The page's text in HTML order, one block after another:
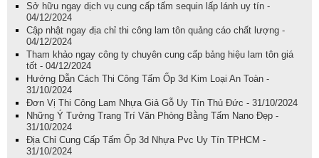
Sở hữu ngay dịch vụ cung cấp tấm sequin lấp lánh uy tín -
04/12/2024
Cập nhật ngay địa chỉ thi công lam tôn quảng cáo chất lượng -
04/12/2024
Tham khảo ngay công ty chuyên cung cấp bảng hiệu lam tôn giá
tốt - 04/12/2024
Hướng Dẫn Cách Thi Công Tấm Ốp 3d Kim Loại An Toàn -
31/10/2024
Đơn Vị Thi Công Lam Nhựa Giả Gỗ Uy Tín Thủ Đức - 31/10/2024
Những Ý Tưởng Trang Trí Văn Phòng Bằng Tấm Nano Đẹp -
31/10/2024
Địa Chỉ Cung Cấp Tấm Ốp 3d Nhựa Pvc Uy Tín TPHCM -
31/10/2024